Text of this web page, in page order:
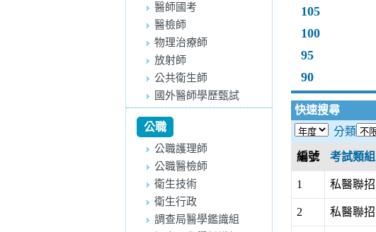
醫師國考
醫檢師
物理治療師
放射師
公共衛生師
國外醫師學歷甄試
公職
公職護理師
公職醫檢師
衛生技術
衛生行政
調查局醫學鑑識組
105
100
95
90
快速搜尋
分類
編號 考試類組
1 私醫聯招
2 私醫聯招